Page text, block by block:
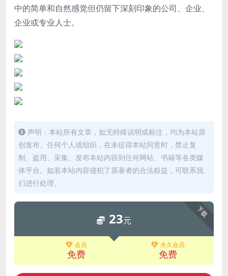
中的简单和自然感觉但仍留下深刻印象的公司、企业、
企业或专业人士。
声明：本站所有文章，如无特殊说明或标注，均为本站原
创发布。任何个人或组织，在未征得本站同意时，禁止复
制、盗用、采集、发布本站内容到任何网站、书籍等各类媒
体平台。如若本站内容侵犯了原著者的合法权益，可联系我
们进行处理。
下载
23元
会员
免费
永久会员
免费